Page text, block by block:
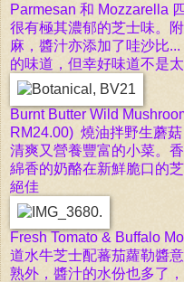
Parmesan 和 Mozzarella
很有極其濃郁的芝士味。
麻，醬汁亦添加了哇沙比
的味道，但幸好味道不是
Burnt Butter Wild
RM24.00) 燒油拌野生蘑
清爽又營養豐富的小菜。
綿香的奶酪在新鮮脆口的
絕佳
Fresh Tomato & Buffalo
道水牛芝士配蕃茄蘿勒醬
熟外，醬汁的水份也多了